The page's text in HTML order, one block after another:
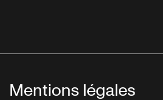
Mentions légales